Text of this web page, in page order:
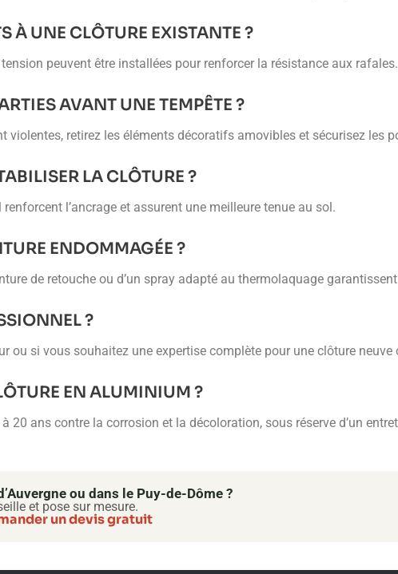
À UNE CLÔTURE EXISTANTE ?
peuvent être installées pour renforcer la résistance aux rafales.
AVANT UNE TEMPÊTE ?
violentes, retirez les éléments décoratifs amovibles et sécurisez les
LA CLÔTURE ?
l’ancrage et assurent une meilleure tenue au sol.
ENDOMMAGÉE ?
de retouche ou d’un spray adapté au thermolaquage
?
ou si vous souhaitez une expertise complète pour une clôture neuve
EN ALUMINIUM ?
ans contre la corrosion et la décoloration, sous réserve d’un
ou dans le Puy-de-Dôme ?
et pose sur mesure.
un devis gratuit